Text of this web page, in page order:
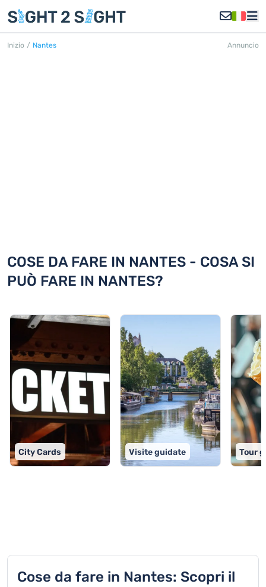
Inizio / Nantes Annuncio
COSE DA FARE IN NANTES - COSA SI
PUÒ FARE IN NANTES?
City Cards Visite guidate Tour
Cose da fare in Nantes: Scopri il